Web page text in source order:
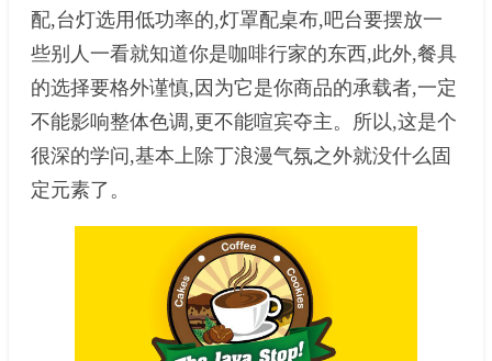
配,台灯选用低功率的,灯罩配桌布,吧台要摆放一
些别人一看就知道你是咖啡行家的东西,此外,餐具
的选择要格外谨慎,因为它是你商品的承载者,一定
不能影响整体色调,更不能喧宾夺主。所以,这是个
很深的学问,基本上除丁浪漫气氛之外就没什么固
定元素了。